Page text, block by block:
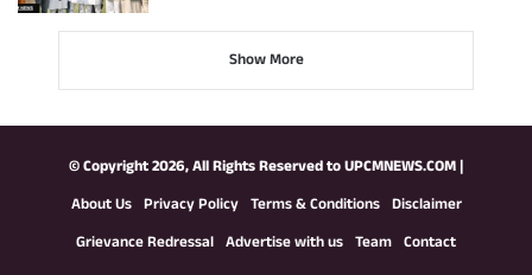
Show More
© Copyright 2026, All Rights Reserved toUPCMNEWS.COM|
About Us Privacy Policy Terms & Conditions Disclaimer
Grievance Redressal Advertise with us Team Contact